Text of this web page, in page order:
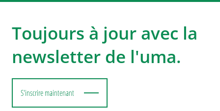
Toujours à jour avec la
newsletter de l'uma.
S'inscrire maintenant